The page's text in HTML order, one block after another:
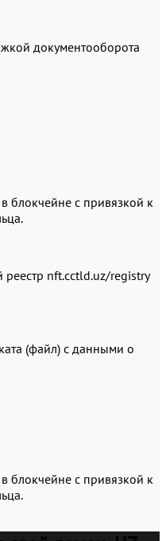
документооборота
в блокчейне с привязкой к
nft.cctld.uz/registry
(файл) с данными о
в блокчейне с привязкой к